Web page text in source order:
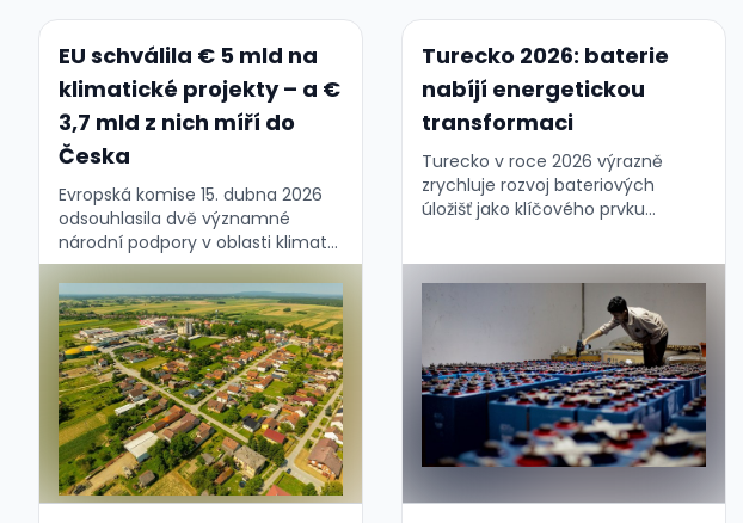
EU schválila € 5 mld na
klimatické projekty – a €
3,7 mld z nich míří do
Česka
Evropská komise 15. dubna 2026
odsouhlasila dvě významné
národní podpory v oblasti klimatu
a čisté energetiky:...
Turecko 2026: baterie
nabíjí energetickou
transformaci
Turecko v roce 2026 výrazně
zrychluje rozvoj bateriových
úložišť jako klíčového prvku
flexibilitu a usnadňují integraci
obnovitelných zdrojů....